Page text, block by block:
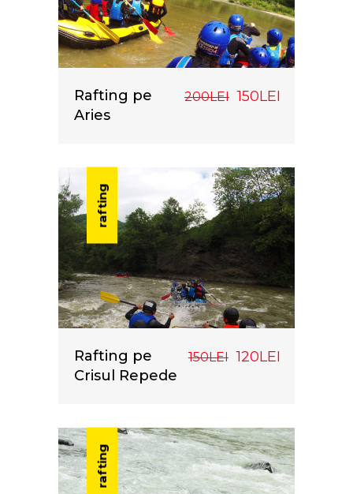
Rafting pe
Aries
200LEI 150LEI
Rafting pe
Crisul Repede
150LEI 120LEI
rafting
rafting